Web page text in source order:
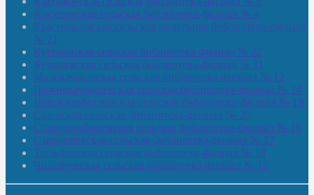
Кокушевская сельская библиотека-филиал № 4
Краснохолмская сельская модельная библиотека-филиал
№ 21
Кутеремская сельская библиотека-филиал № 22
Кучашевская сельская библиотека-филиал № 11
Малокачаковская сельская библиотека-филиал № 12
Нижнекачмашевская сельская библиотека-филиал № 14
Новокильбахтинская сельская библиотека-филиал № 19
Сазовская сельская библиотека-филиал № 20
Староорьебашевская сельская библиотека-филиал № 16
Старояшевская сельская библиотека-филиал № 17
Тюльдинская сельская библиотека-филиал № 18
Чилибеевская сельская библиотека-филиал № 10